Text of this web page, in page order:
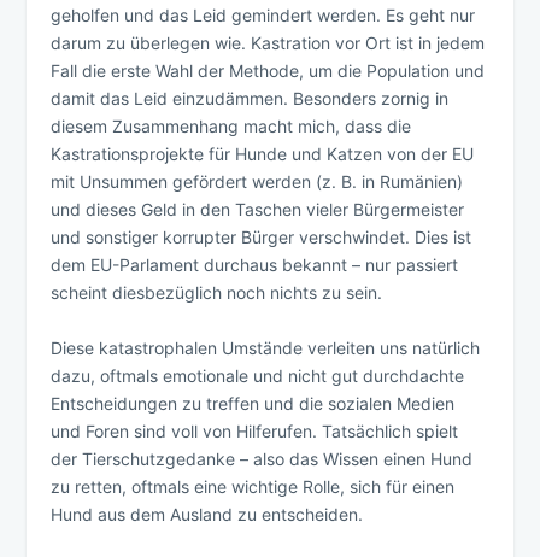
geholfen und das Leid gemindert werden. Es geht nur
darum zu überlegen wie. Kastration vor Ort ist in jedem
Fall die erste Wahl der Methode, um die Population und
damit das Leid einzudämmen. Besonders zornig in
diesem Zusammenhang macht mich, dass die
Kastrationsprojekte für Hunde und Katzen von der EU
mit Unsummen gefördert werden (z. B. in Rumänien)
und dieses Geld in den Taschen vieler Bürgermeister
und sonstiger korrupter Bürger verschwindet. Dies ist
dem EU-Parlament durchaus bekannt – nur passiert
scheint diesbezüglich noch nichts zu sein.
Diese katastrophalen Umstände verleiten uns natürlich
dazu, oftmals emotionale und nicht gut durchdachte
Entscheidungen zu treffen und die sozialen Medien
und Foren sind voll von Hilferufen. Tatsächlich spielt
der Tierschutzgedanke – also das Wissen einen Hund
zu retten, oftmals eine wichtige Rolle, sich für einen
Hund aus dem Ausland zu entscheiden.